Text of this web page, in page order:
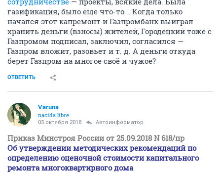
газификация, было еще что-то... Когда только
начался этот капремонт и Газпромбанк выиграл
хранить деньги (взносы) жителей, Городецкий тоже с
Газпромом подписал, заключил, согласился —
Газпром вложит, разовьет и т. д. А деньги откуда
берет Газпром на многое своё и чужое?
ОТВЕТИТЬ
Varuna
nacida libre
05 октября 2018 Автоинформатор
Приказ Минстроя России от 25.09.2018 N 618/пр
Об утверждении методических рекомендаций по
определению оценочной стоимости капитального
ремонта многоквартирного дома